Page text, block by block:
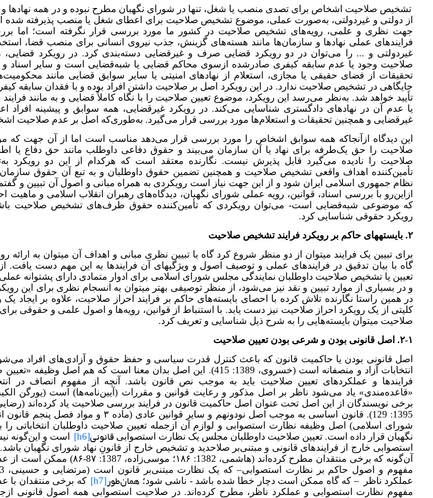
تشخیص صلاحیت اشخاص برای تصدی منصب یا شغل، تنها در شورای نگهبان مطرح نبوده و در همه نهادها و
از دولتی و غیردولتی، به‌صورت عملی، موضوع تشخیص صلاحیت برای اعطای شغل یا منصب پذیرفته‌ شده
جهت نظری و علمی، رویه‌های تشخیص صلاحیت در کشور ما مورد بررسی قرار نگرفته است؛ اما
فرایندهای عملی نهادها و سازمان‌ها مانند هسته‌های گزینش، جذب نیروی انسانی برای منصب قضا،
غیردولتی و ... را می‌توان در دو رویکرد قضایی صرف و غیرقضایی دسته‌بندی کرد. در رویکرد
صلاحیت وجود یا عدم سابقه کیفری صادر‌شده ازسوی محاکم قضایی یا شبه‌قضایی است و سایر اسناد و
تحقیقات از فضای حقیقی یا مجازی، استعلام از نهادهای امنیتی یا سایر سوابق قضایی مانند
جایگاهی در تشخیص صلاحیت ندارد. در این رویکرد اصل بر صلاحیت داشتن افراد بوده و با فقدان سابقه
تأیید خواهد شد. به‌نظر می‌رسد این رویکرد، موضوع تعیین صلاحیت را با نگاه کاملاً قضایی و به مانند
یا عدم آن در نهادهای دادگستری شناسایی می‌کند. در رویکرد غیرقضایی، همه سوابق و پیشینه افراد
غیرقضایی و همچنین تحقیقات و استعلام‌ها مورد بررسی قرار می‌گیرد. به‌طوری‌که اصل بر عدم صلاحیت
این دیدگاه ازآنجا‌که همه سوابق اشخاص را مورد بررسی قرار می‌دهد مناسب است اما از آن جهت
صلاحیت را حق یک‌طرفه برای نهاد یا آن سازمان می‌بیند و حقوق دفاعی داوطلب مانند حق دفاع یا
صلاحیت را نادیده می‌گیرد قابل پذیرش نیست. نگارنده معتقد است که هرکدام از این دو رویکرد
تأمین‌کننده اهداف واقعی تشخیص صلاحیت و همچنین تضمین حقوق داوطلبان و به تبع آن حقوق سازمان
نظام جمهوری اسلامی ایران شود و از این جهت نیاز است رویکردی به همراه مبانی و اصول آن تبیین و
ازاین‌رو با بررسی اسناد، قوانین، رویه‌ عملی شورای نگهبان، دیدگاه‌های رهبران انقلاب اسلامی و ماهیت
که موضوعی شبه‌قضایی است- می‌توان رویکردی که تأمین‌کننده حقوق طرف‌های تشخیص صلاحیت
رویکرد حقوقی شناسایی کرد.
۲. بایسته­های حاکم بر رویکرد فرایند تشخیص صلاحیت
برای تبیین یک فرایند می­توان از دو منظر شروع کرد گاه با تبیین نظری مبانی و اهداف آن می­توان به ارائه
گاه با بیان تدقیق در فرایندهای عملی و توصیف اصول و ویژگی­های آن فرایندها به این مهم دست یافت.
تعیین یا تشخیص صلاحیت داوطلبان نمایندگی مجلس شورای اسلامی برای ادوار متمادی دارای پشتوانه
و در بسیاری از موارد تبیین و نقد نیز می‌شود، از منظر توصیفی بهتر می­توان به انسجام نظری برای این
در همین راستا نگارنده تلاش کرده با احصای بایسته‌های حاکم بر فرایند احراز صلاحیت، علاوه بر ایجاد
کلیتی از یک رویکرد احراز صلاحیت نیز دست یابد. با استنباط از قوانین، رویه‌ها و اصول علمی و حقوقی
صلاحیت می­توان بایسته‌هایی را به شرح ذیل شناسایی و تعریف کرد.
۲-۱. اصل قانونی بودن و شرعی بودن تعیین صلاحیت
اصل قانونی بودن یا حاکمیت قانون که باعث کنترل قدرت سیاسی و حفظ حقوق و آزادی‌های افراد
انتخابات آزاد و منصفانه است (خسروی، 1389: 415). این اصل بدان‌ معنا است که هم اصل
فرایندها و عملکرد‌های تعیین صلاحیت باید به موجب نص قانون باشد. آنچه از مفهوم انصاف در
برخی نویسندگان از این اصل تحت عنوان اصل حاکمیت قانون در فرایند بررسی صلاحیت یاد کرده‌اند
1395: 129). قانون اساسی به موجب اصل نودونهم و سایر قوانین عادی
شورای اسلامی) اصل وظیفه نظارت استصوابی و لوازم آن ازجمله تعیین صلاحیت داوطلبان انتخاباتی
نگهبان قرار داده است. تعیین صلاحیت داوطلبان مجلس یک نظارت استصوابی قانونی[h6]
است و این‌گونه
استصوابی خارج از فرایندهای قانونی و مبتنی‌بر صلاحدید و تشخیص خارج از قانونِ نهاد شورای نگهبان
آن‌گونه که برخی منتقدان مطرح کرده‌اند (هاشمی، 1382:
۱۸۶؛
موسی‌زاده، 1387: 8۷-۸۶)
مفهوم و اصول حاکم بر نظارت استصوابی–
عملکرد ناظر
–که گاه ممکن است دچار خطا شده باشد - ناشی شود؛ همان‌طور[h7]
که برخی منتقدان با
مفهوم نظارت استصوابی و عملکرد ناظر، مطرح کرده‌اند. در صلاحیت استصوابی همه اصول قانونی